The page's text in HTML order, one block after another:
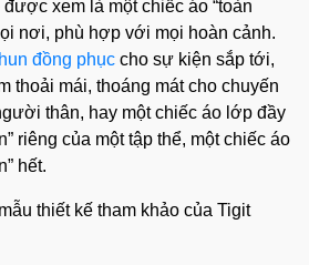
xem là một chiếc áo “toàn
nơi, phù hợp với mọi hoàn cảnh.
đồng phục cho sự kiện sắp tới,
thoải mái, thoáng mát cho chuyến
thân, hay một chiếc áo lớp đầy
riêng của một tập thể, một chiếc áo
hết.
thiết kế tham khảo của Tigit